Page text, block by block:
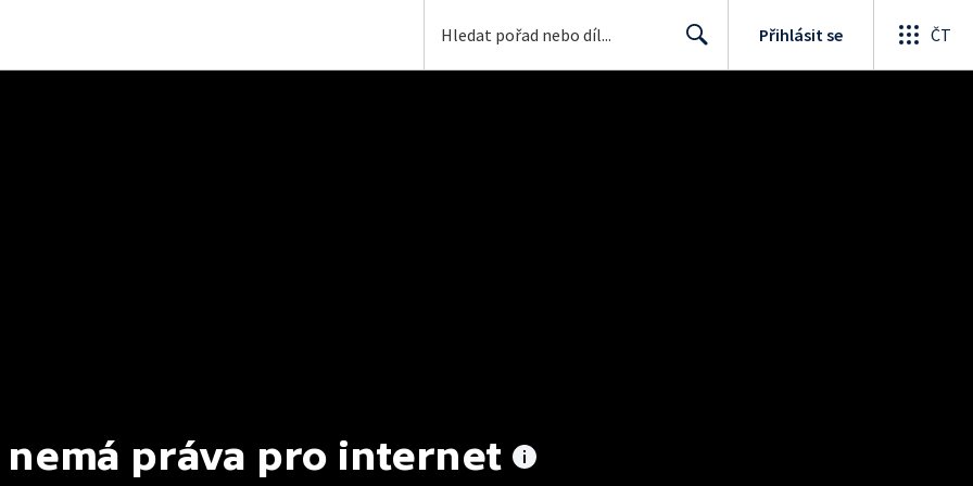
Přihlásit se ČT
nemá práva pro internet